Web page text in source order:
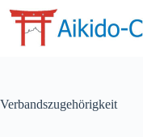
Verbandszugehörigkeit